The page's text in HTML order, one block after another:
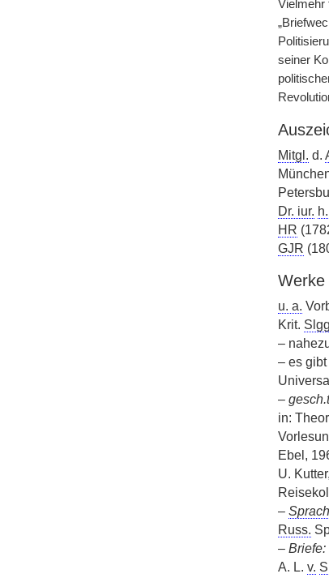
Vielmehr
seiner
Mitgl. d.
Dr. iur.
HR
GJR
Werke
u. a.
Krit.
–
– es
–
in:
Ebel,
U.
–
Russ.
– Briefe:
A. L. v.